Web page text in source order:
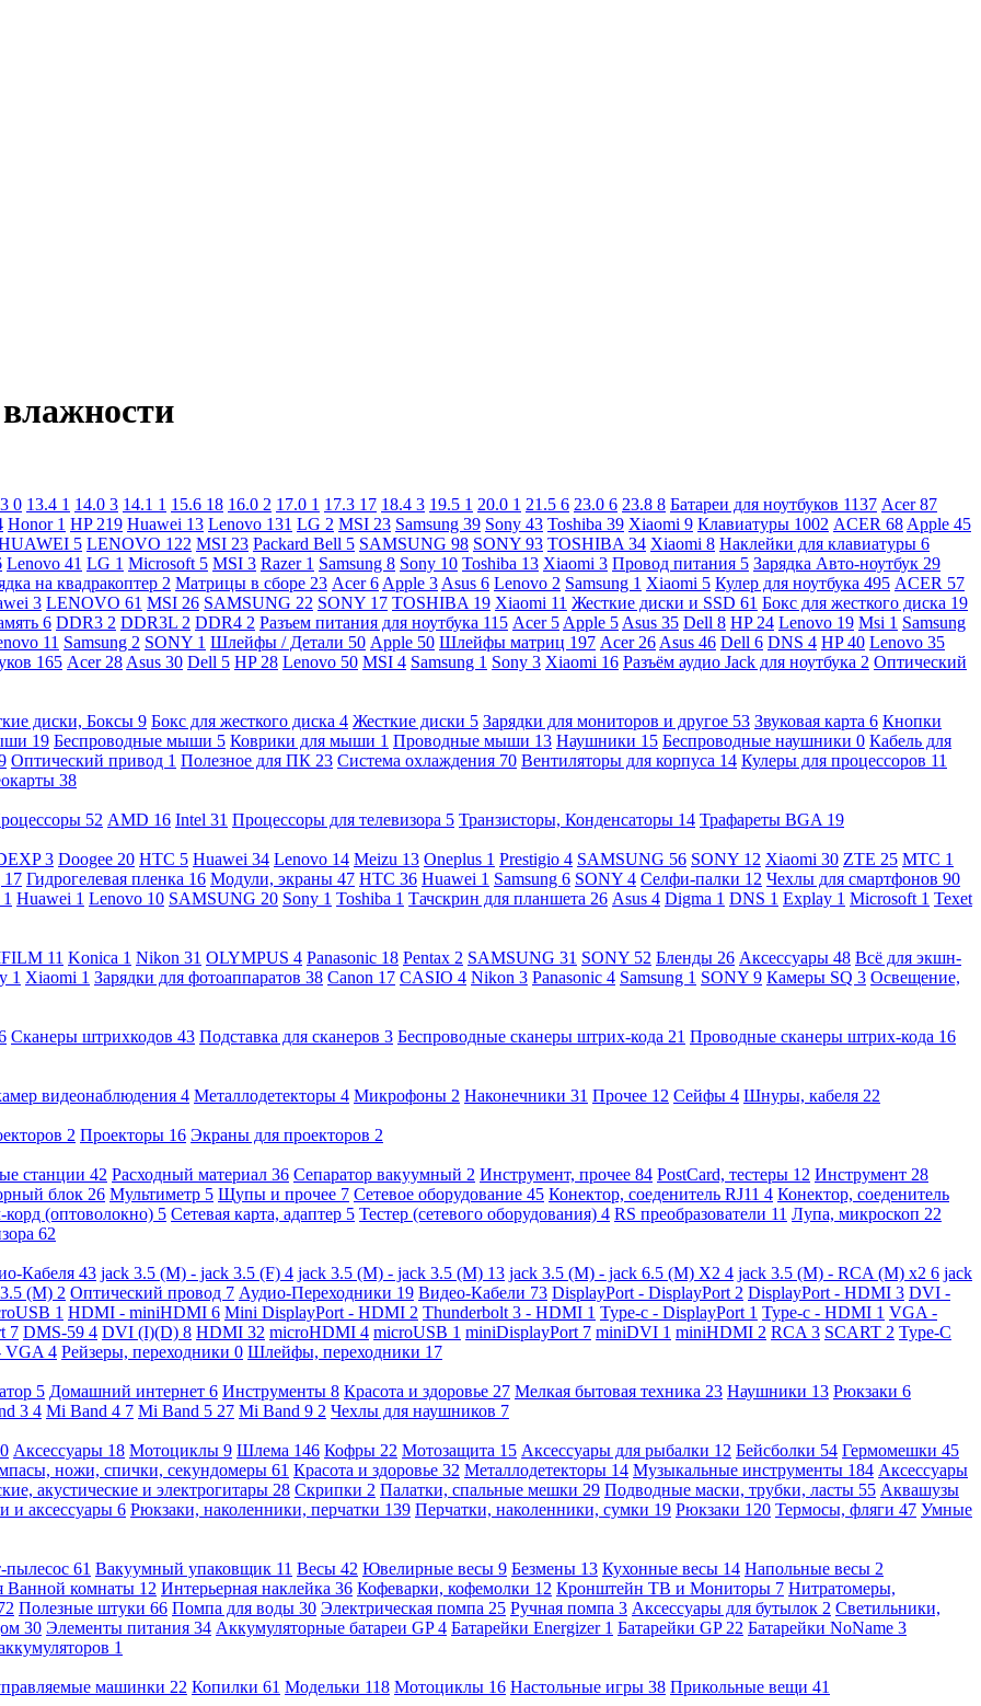
0 13.4 1 14.0 3 14.1 1 15.6 18 16.0 2 17.0 1 17.3 17 18.4 3 19.5 1 20.0 1 21.5 6 23.0 6 23.8 8 Батареи для ноутбуков 1137 Acer87
Honor 1 HP 219 Huawei 13 Lenovo 131 LG 2 MSI 23 Samsung 39 Sony 43 Toshiba 39 Xiaomi 9 Клавиатуры 1002 ACER 68 Apple 45
5 LENOVO 122 MSI 23 Packard Bell 5 SAMSUNG 98 SONY 93 TOSHIBA 34 Xiaomi 8 Наклейки для клавиатуры 6
Lenovo 41 LG 1 Microsoft 5 MSI 3 Razer 1 Samsung 8 Sony 10 Toshiba 13 Xiaomi 3 Провод питания 5 Зарядка Авто-ноутбук 29
на квадракоптер 2 Матрицы в сборе 23 Acer6 Apple 3 Asus 6 Lenovo 2 Samsung 1 Xiaomi 5 Кулер для ноутбука 495 ACER 57
3 LENOVO 61 MSI 26 SAMSUNG 22 SONY 17 TOSHIBA 19 Xiaomi 11 Жесткие диски и SSD 61 Бокс для жесткого диска 19
6 DDR3 2 DDR3L 2 DDR4 2 Разъем питания для ноутбука 115 Acer 5 Apple 5 Asus 35 Dell 8 HP 24 Lenovo 19 Msi 1 Samsung
11 Samsung 2 SONY 1 Шлейфы / Детали 50 Apple 50 Шлейфы матриц 197 Acer 26 Asus 46 Dell 6 DNS 4 HP40 Lenovo 35
165 Acer 28 Asus 30 Dell 5 HP 28 Lenovo 50 MSI 4 Samsung 1 Sony 3 Xiaomi 16 Разъём аудио Jack для ноутбука 2 Оптический
диски, Боксы 9 Бокс для жесткого диска 4 Жесткие диски 5 Зарядки для мониторов и другое 53 Звуковая карта 6 Кнопки
19 Беспроводные мыши 5 Коврики для мыши 1 Проводные мыши 13 Наушники 15 Беспроводные наушники 0 Кабель для
Оптический привод 1 Полезное для ПК 23 Система охлаждения 70 Вентиляторы для корпуса 14 Кулеры для процессоров 11
38
52 AMD 16 Intel 31 Процессоры для телевизора 5 Транзисторы, Конденсаторы 14 Трафареты BGA 19
3 Doogee 20 HTC 5 Huawei 34 Lenovo 14 Meizu 13 Oneplus 1 Prestigio 4 SAMSUNG 56 SONY 12 Xiaomi 30 ZTE 25 МТС 1
17 Гидрогелевая пленка 16 Модули, экраны 47 HTC 36 Huawei 1 Samsung 6 SONY 4 Селфи-палки 12 Чехлы для смартфонов 90
1 Huawei 1 Lenovo 10 SAMSUNG 20 Sony 1 Toshiba 1 Тачскрин для планшета 26 Asus 4 Digma 1 DNS 1 Explay 1 Microsoft 1 Texet
11 Konica 1 Nikon 31 OLYMPUS 4 Panasonic 18 Pentax 2 SAMSUNG 31 SONY 52 Бленды 26 Аксессуары 48 Всё для экшн-
1 Xiaomi 1 Зарядки для фотоаппаратов 38 Canon 17 CASIO 4 Nikon 3 Panasonic 4 Samsung 1 SONY 9 Камеры SQ 3 Освещение,
Сканеры штрихкодов 43 Подставка для сканеров 3 Беспроводные сканеры штрих-кода 21 Проводные сканеры штрих-кода 16
видеонаблюдения 4 Металлодетекторы 4 Микрофоны 2 Наконечники 31 Прочее 12 Сейфы 4 Шнуры, кабеля 22
2 Проекторы 16 Экраны для проекторов 2
станции 42 Расходный материал 36 Сепаратор вакуумный 2 Инструмент, прочее 84 PostCard, тестеры 12 Инструмент 28
блок 26 Мультиметр 5 Щупы и прочее 7 Сетевое оборудование 45 Конектор, соеденитель RJ11 4 Конектор, соеденитель
корд (оптоволокно) 5 Сетевая карта, адаптер 5 Тестер (сетевого оборудования) 4 RS преобразователи 11 Лупа, микроскоп 22
62
Кабеля 43 jack 3.5 (M) - jack 3.5 (F) 4 jack 3.5 (M) - jack 3.5 (M) 13 jack 3.5 (M) - jack 6.5 (M) X2 4 jack 3.5 (M) - RCA (M) x2 6 jack
(M) 2 Оптический провод 7 Аудио-Переходники 19 Видео-Кабели 73 DisplayPort - DisplayPort 2 DisplayPort - HDMI 3 DVI -
1 HDMI - miniHDMI 6 Mini DisplayPort - HDMI 2 Thunderbolt 3 - HDMI 1 Type-c - DisplayPort 1 Type-c - HDMI 1 VGA -
7 DMS-59 4 DVI (I)(D) 8 HDMI 32 microHDMI 4 microUSB 1 miniDisplayPort 7 miniDVI 1 miniHDMI 2 RCA 3 SCART 2 Type-C
VGA 4 Рейзеры, переходники 0 Шлейфы, переходники 17
5 Домашний интернет 6 Инструменты 8 Красота и здоровье 27 Мелкая бытовая техника 23 Наушники 13 Рюкзаки 6
3 4 Mi Band 4 7 Mi Band 5 27 Mi Band 9 2 Чехлы для наушников 7
Аксессуары 18 Мотоциклы 9 Шлема 146 Кофры 22 Мотозащита 15 Аксессуары для рыбалки 12 Бейсболки 54 Гермомешки 45
ножи, спички, секундомеры 61 Красота и здоровье 32 Металлодетекторы 14 Музыкальные инструменты 184 Аксессуары
акустические и электрогитары 28 Скрипки 2 Палатки, спальные мешки 29 Подводные маски, трубки, ласты 55 Аквашузы
и аксессуары 6 Рюкзаки, наколенники, перчатки 139 Перчатки, наколенники, сумки 19 Рюкзаки 120 Термосы, фляги 47 Умные
пылесос 61 Вакуумный упаковщик 11 Весы 42 Ювелирные весы 9 Безмены 13 Кухонные весы 14 Напольные весы 2
Ванной комнаты 12 Интерьерная наклейка 36 Кофеварки, кофемолки 12 Кронштейн ТВ и Мониторы 7 Нитратомеры,
Полезные штуки 66 Помпа для воды 30 Электрическая помпа 25 Ручная помпа 3 Аксессуары для бутылок 2 Светильники,
30 Элементы питания 34 Аккумуляторные батареи GP4 Батарейки Energizer 1 Батарейки GP 22 Батарейки NoName 3
1
машинки 22 Копилки 61 Модельки 118 Мотоциклы 16 Настольные игры 38 Прикольные вещи 41